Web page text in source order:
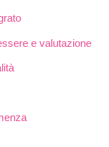
e valutazione